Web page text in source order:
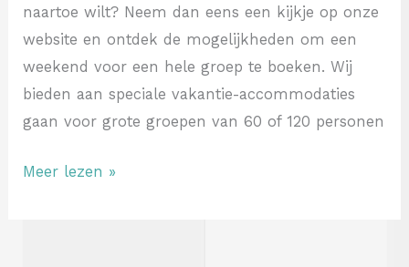
naartoe wilt? Neem dan eens een kijkje op onze
website en ontdek de mogelijkheden om een
weekend voor een hele groep te boeken. Wij
bieden aan speciale vakantie-accommodaties
gaan voor grote groepen van 60 of 120 personen
Meer lezen »